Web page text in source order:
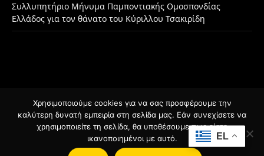
Συλλυπητήριο Μήνυμα Παμποντιακής Ομοσπονδίας
Ελλάδος για τον θάνατο του Κύριλλου Τσακιρίδη
FacebookInstagram
© 2026 Designed by BSee.gr
EL
Χρησιμοποιούμε cookies για να σας προσφέρουμε την
καλύτερη δυνατή εμπειρία στη σελίδα μας. Εάν συνεχίσετε να
χρησιμοποιείτε τη σελίδα, θα υποθέσουμε πως είστε
ικανοποιημένοι με αυτό.